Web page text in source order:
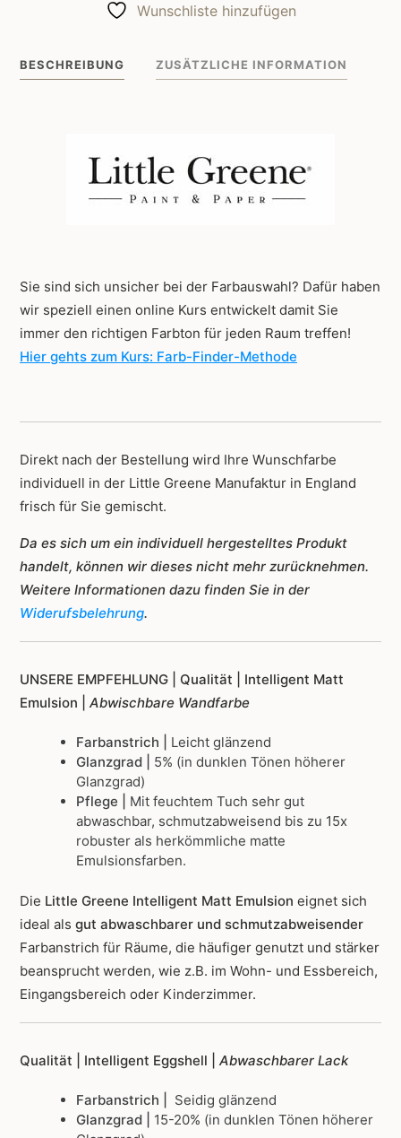
Menge
Wunschliste hinzufügen
BESCHREIBUNG ZUSÄTZLICHE INFORMATION
Sie sind sich unsicher bei der Farbauswahl? Dafür haben
wir speziell einen online Kurs entwickelt damit Sie
immer den richtigen Farbton für jeden Raum treffen!
Hier gehts zum Kurs: Farb-Finder-Methode
Direkt nach der Bestellung wird Ihre Wunschfarbe
individuell in der Little Greene Manufaktur in England
frisch für Sie gemischt.
Da es sich um ein individuell hergestelltes Produkt
handelt, können wir dieses nicht mehr zurücknehmen.
Weitere Informationen dazu finden Sie in der
Widerufsbelehrung.
UNSERE EMPFEHLUNG | Qualität | Intelligent Matt
Emulsion | Abwischbare Wandfarbe
Farbanstrich | Leicht glänzend
Glanzgrad | 5% (in dunklen Tönen höherer
Glanzgrad)
Pflege |
Mit feuchtem Tuch sehr gut
abwaschbar, schmutzabweisend bis zu 15x
robuster als herkömmliche matte
Emulsionsfarben.
Die Little Greene Intelligent Matt Emulsion eignet sich
ideal als gut abwaschbarer und schmutzabweisender
Farbanstrich für Räume, die häufiger genutzt und stärker
beansprucht werden, wie z.B. im Wohn- und Essbereich,
Eingangsbereich oder Kinderzimmer.
Qualität | Intelligent Eggshell | Abwaschbarer Lack
Farbanstrich | Seidig glänzend
Glanzgrad |
15-20% (in dunklen Tönen höherer